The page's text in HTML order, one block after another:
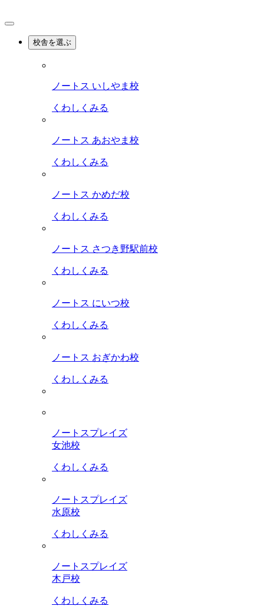
校舎を選ぶ
ノートス いしやま校
くわしくみる
ノートス あおやま校
くわしくみる
ノートス かめだ校
くわしくみる
ノートス さつき野駅前校
くわしくみる
ノートス にいつ校
くわしくみる
ノートス おぎかわ校
くわしくみる
ノートスプレイズ
女池校
くわしくみる
ノートスプレイズ
水原校
くわしくみる
ノートスプレイズ
木戸校
くわしくみる